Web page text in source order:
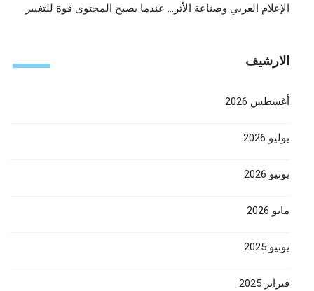
الإعلام العربي وصناعة الأثر… عندما يصبح المحتوى قوة للتغيير
الارشيف
أغسطس 2026
يوليو 2026
يونيو 2026
مايو 2026
يونيو 2025
فبراير 2025